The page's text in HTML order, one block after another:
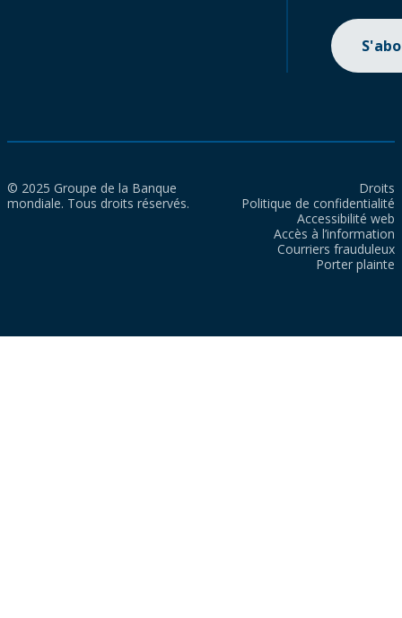
© 2025 Groupe de la Banque
mondiale. Tous droits réservés.
Droits
Politique de confidentialité
Accessibilité web
Accès à l’information
Courriers frauduleux
Porter plainte